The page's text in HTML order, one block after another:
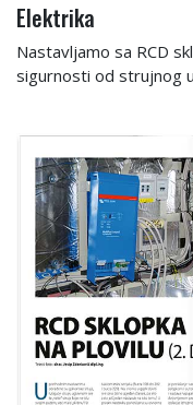
Elektrika
Nastavljamo sa RCD
sigurnosti od strujnog